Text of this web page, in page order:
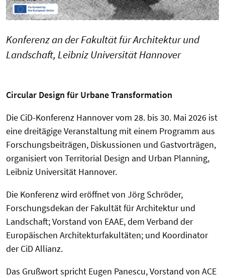
Konferenz an der Fakultät für Architektur und
Landschaft, Leibniz Universität Hannover
Circular Design für Urbane Transformation
Die CiD-Konferenz Hannover vom 28. bis 30. Mai 2026 ist
eine dreitägige Veranstaltung mit einem Programm aus
Forschungsbeiträgen, Diskussionen und Gastvorträgen,
organisiert von Territorial Design and Urban Planning,
Leibniz Universität Hannover.
Die Konferenz wird eröffnet von Jörg Schröder,
Forschungsdekan der Fakultät für Architektur und
Landschaft; Vorstand von EAAE, dem Verband der
Europäischen Architekturfakultäten; und Koordinator
der CiD Allianz.
Das Grußwort spricht Eugen Panescu, Vorstand von ACE